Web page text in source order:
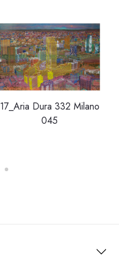
17_Aria Dura 332 Milano
045